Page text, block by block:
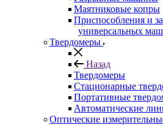
Маятниковые копры
Приспособления и
универсальных
Твердомеры
Назад
Твердомеры
Стационарные
Портативные
Автоматические
Оптические